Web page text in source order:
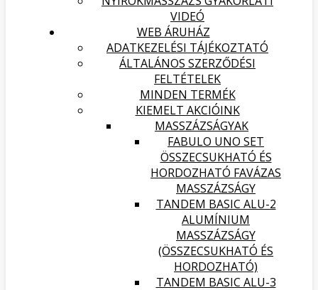
VIDEÓ
WEB ÁRUHÁZ
ADATKEZELÉSI TÁJÉKOZTATÓ
ÁLTALÁNOS SZERZŐDÉSI
FELTÉTELEK
MINDEN TERMÉK
KIEMELT AKCIÓINK
MASSZÁZSÁGYAK
FABULO UNO SET
ÖSSZECSUKHATÓ ÉS
HORDOZHATÓ FAVÁZAS
MASSZÁZSÁGY
TANDEM BASIC ALU-2
ALUMÍNIUM
MASSZÁZSÁGY
(ÖSSZECSUKHATÓ ÉS
HORDOZHATÓ)
TANDEM BASIC ALU-3